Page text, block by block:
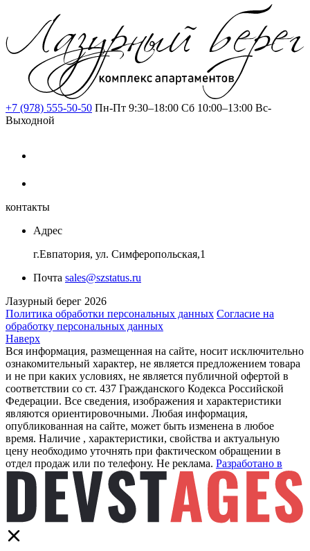
+7 (978) 555-50-50 Пн-Пт 9:30–18:00 Сб 10:00–13:00 Вс-
Выходной
контакты
Адрес
г.Евпатория, ул. Симферопольская,1
Почта sales@szstatus.ru
Лазурный берег 2026
Политика обработки персональных данных Согласие на
обработку персональных данных
Наверх
Вся информация, размещенная на сайте, носит исключительно
ознакомительный характер, не является предложением товара
и не при каких условиях, не является публичной офертой в
соответствии со ст. 437 Гражданского Кодекса Российской
Федерации. Все сведения, изображения и характеристики
являются ориентировочными. Любая информация,
опубликованная на сайте, может быть изменена в любое
время. Наличие , характеристики, свойства и актуальную
цену необходимо уточнять при фактическом обращении в
отдел продаж или по телефону. Не реклама. Разработано в